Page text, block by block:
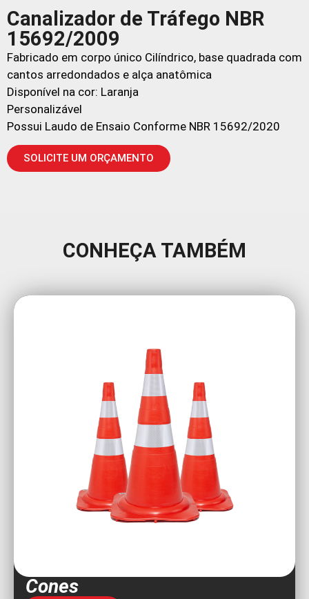
Canalizador de Tráfego NBR
15692/2009
Fabricado em corpo único Cilíndrico, base quadrada com
cantos arredondados e alça anatômica
Disponível na cor: Laranja
Personalizável
Possui Laudo de Ensaio Conforme NBR 15692/2020
SOLICITE UM ORÇAMENTO
CONHEÇA TAMBÉM
Cones